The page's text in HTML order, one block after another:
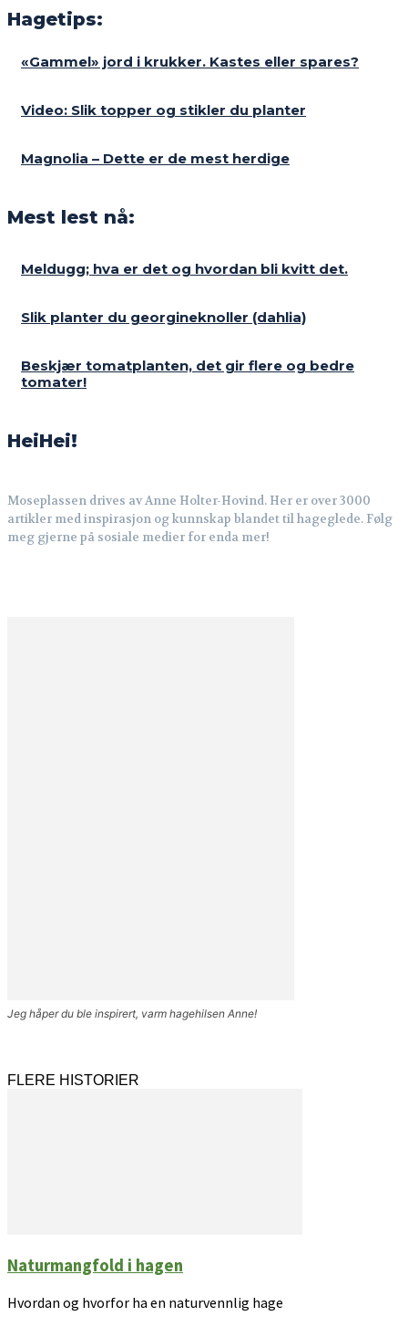
Hagetips:
«Gammel» jord i krukker. Kastes eller spares?
Video: Slik topper og stikler du planter
Magnolia – Dette er de mest herdige
Mest lest nå:
Meldugg; hva er det og hvordan bli kvitt det.
Slik planter du georgineknoller (dahlia)
Beskjær tomatplanten, det gir flere og bedre
tomater!
HeiHei!
Moseplassen drives av Anne Holter-Hovind. Her er over 3000
artikler med inspirasjon og kunnskap blandet til hageglede. Følg
meg gjerne på sosiale medier for enda mer!
Jeg håper du ble inspirert, varm hagehilsen Anne!
FLERE HISTORIER
Naturmangfold i hagen
Hvordan og hvorfor ha en naturvennlig hage